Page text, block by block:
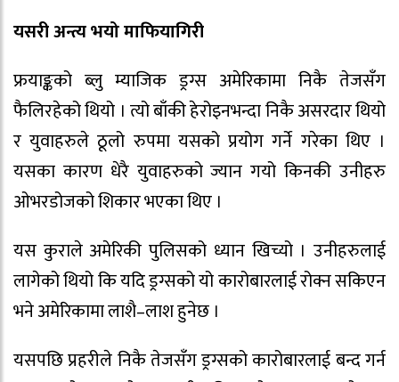
यसरी अन्त्य भयो माफियागिरी
फ्रयाङ्कको ब्लु म्याजिक ड्रग्स अमेरिकामा निकै तेजसँग
फैलिरहेको थियो । त्यो बाँकी हेरोइनभन्दा निकै असरदार थियो
र युवाहरुले ठूलो रुपमा यसको प्रयोग गर्ने गरेका थिए ।
यसका कारण धेरै युवाहरुको ज्यान गयो किनकी उनीहरु
ओभरडोजको शिकार भएका थिए ।
यस कुराले अमेरिकी पुलिसको ध्यान खिच्यो । उनीहरुलाई
लागेको थियो कि यदि ड्रग्सको यो कारोबारलाई रोक्न सकिएन
भने अमेरिकामा लाशै–लाश हुनेछ ।
यसपछि प्रहरीले निकै तेजसँग ड्रग्सको कारोबारलाई बन्द गर्न